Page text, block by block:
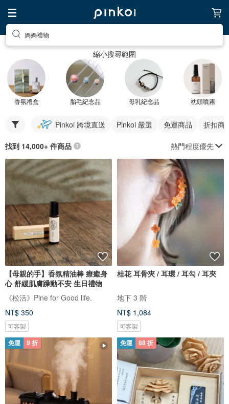
媽媽禮物
縮小搜尋範圍
香氛禮盒 胎毛紀念品 母乳紀念品 枕頭噴霧
Pinkoi 跨境直送 Pinkoi 嚴選 免運商品 折扣商
找到 14,000+ 件商品 熱門程度優先
【母親的手】香氛精油棒 療癒身
心 舒緩肌膚躁動不安 生日禮物
《松活》Pine for Good life.
NT$ 350
可客製
桂花 耳骨夾 / 耳環 / 耳勾 / 耳夾
地下 3 階
NT$ 1,084
可客製
免運 9 折 免運 88 折